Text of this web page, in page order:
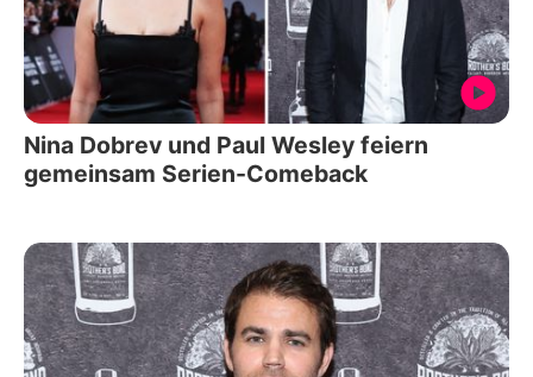
Nina Dobrev und Paul Wesley feiern
gemeinsam Serien-Comeback